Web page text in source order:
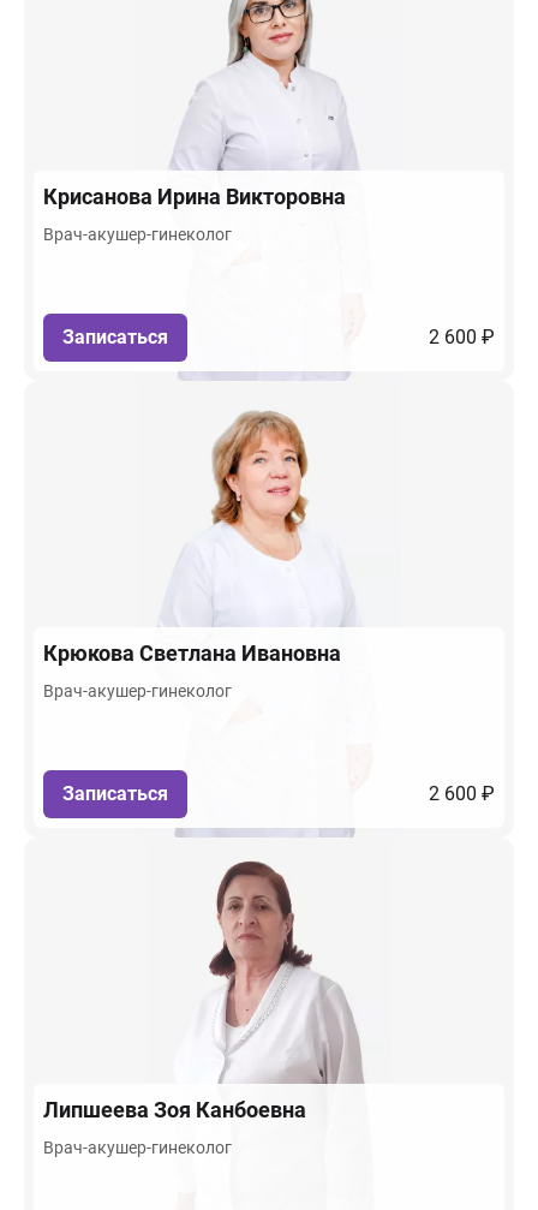
Крисанова Ирина Викторовна
Врач-акушер-гинеколог
Записаться 2 600 ₽
Крюкова Светлана Ивановна
Врач-акушер-гинеколог
Записаться 2 600 ₽
Липшеева Зоя Канбоевна
Врач-акушер-гинеколог